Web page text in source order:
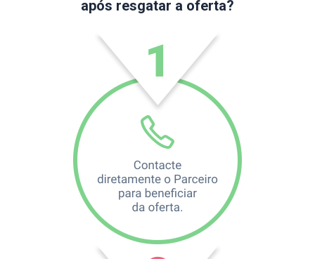
após resgatar a oferta?